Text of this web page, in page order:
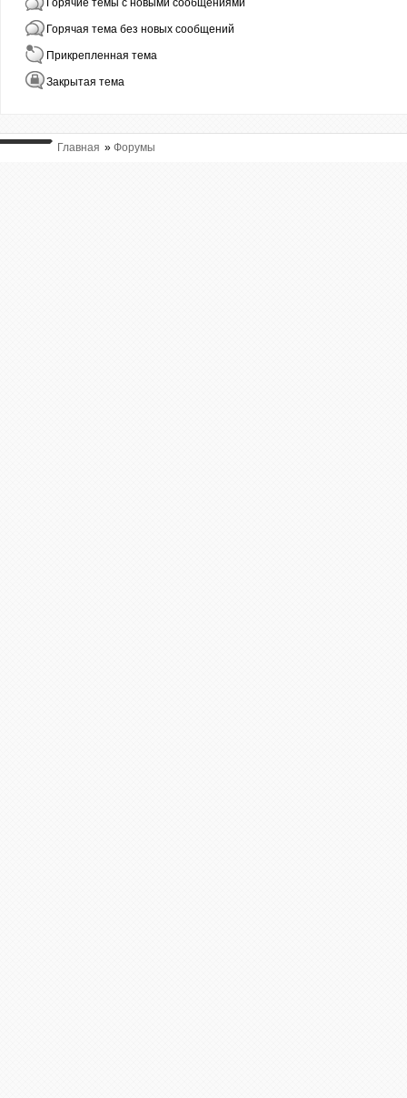
Горячие темы с новыми сообщениями
Горячая тема без новых сообщений
Прикрепленная тема
Закрытая тема
Главная » Форумы